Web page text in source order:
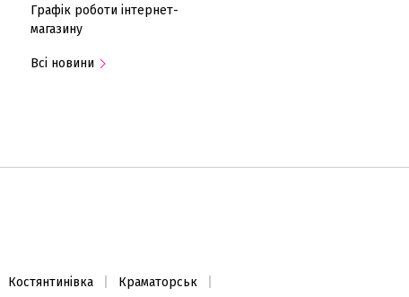
Графік роботи інтернет-
магазину
Всі новини
Костянтинівка
Краматорськ